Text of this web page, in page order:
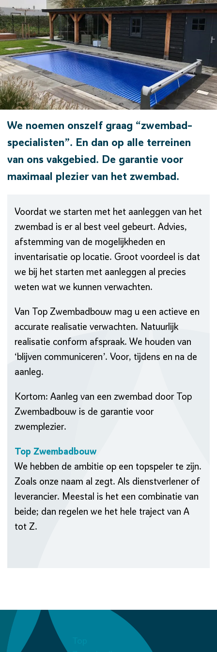
We noemen onszelf graag “zwembad-
specialisten”. En dan op alle terreinen
van ons vakgebied. De garantie voor
maximaal plezier van het zwembad.
Voordat we starten met het aanleggen van het
zwembad is er al best veel gebeurt. Advies,
afstemming van de mogelijkheden en
inventarisatie op locatie. Groot voordeel is dat
we bij het starten met aanleggen al precies
weten wat we kunnen verwachten.
Van Top Zwembadbouw mag u een actieve en
accurate realisatie verwachten. Natuurlijk
realisatie conform afspraak. We houden van
‘blijven communiceren’. Voor, tijdens en na de
aanleg.
Kortom: Aanleg van een zwembad door Top
Zwembadbouw is de garantie voor
zwemplezier.
Top Zwembadbouw
We hebben de ambitie op een topspeler te zijn.
Zoals onze naam al zegt. Als dienstverlener of
leverancier. Meestal is het een combinatie van
beide; dan regelen we het hele traject van A
tot Z.